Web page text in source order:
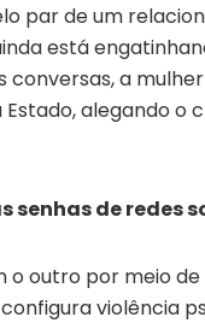
par de um
está
conversas, a
alegando o
senhas de redes
outro por meio de
configura violência